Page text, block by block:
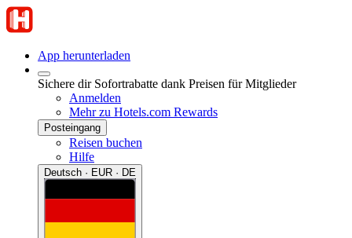
App herunterladen
Sichere dir Sofortrabatte dank Preisen für Mitglieder
Anmelden
Mehr zu Hotels.com Rewards
Posteingang
Reisen buchen
Hilfe
Deutsch · EUR · DE